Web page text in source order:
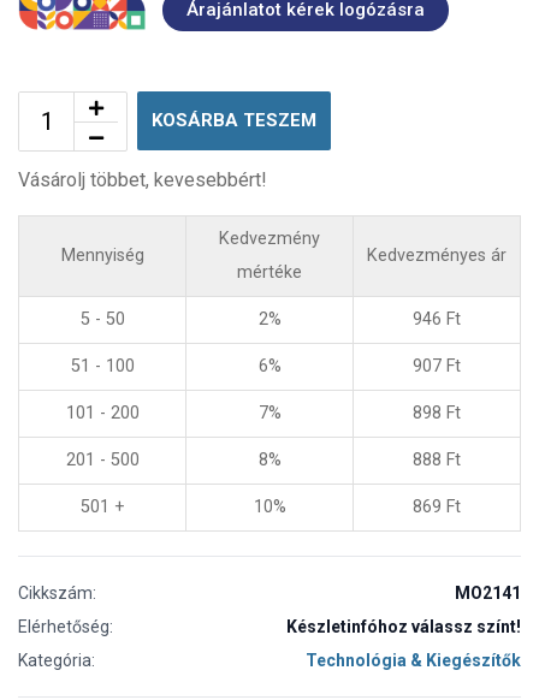
Árajánlatot kérek logózásra
KOSÁRBA TESZEM
Vásárolj többet, kevesebbért!
Mennyiség
Kedvezmény
mértéke
Kedvezményes ár
5 - 50 2% 946 Ft
51 - 100 6% 907 Ft
101 - 200 7% 898 Ft
201 - 500 8% 888 Ft
501 + 10% 869 Ft
Cikkszám:
MO2141
Elérhetőség:
Készletinfóhoz válassz színt!
Kategória:
Technológia & Kiegészítők